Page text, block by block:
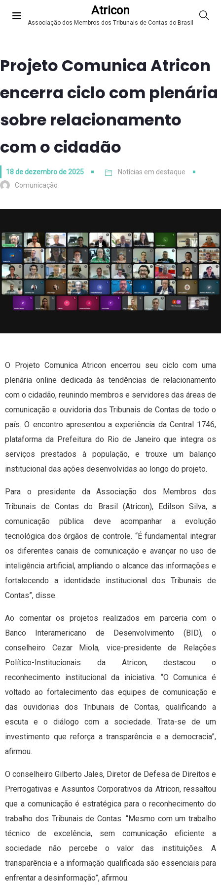
Atricon
Associação dos Membros dos Tribunais de Contas do Brasil
Projeto Comunica Atricon
encerra ciclo com plenária
sobre relacionamento
com o cidadão
18 de dezembro de 2025
Notícias em destaque
Comunicação
O Projeto Comunica Atricon encerrou seu ciclo com uma
plenária online dedicada às tendências de relacionamento
com o cidadão, reunindo membros e servidores das áreas de
comunicação e ouvidoria dos Tribunais de Contas de todo o
país. O encontro apresentou a experiência da Central 1746,
plataforma da Prefeitura do Rio de Janeiro que integra os
serviços prestados à população, e trouxe um balanço
institucional das ações desenvolvidas ao longo do projeto.
Para o presidente da Associação dos Membros dos
Tribunais de Contas do Brasil (Atricon), Edilson Silva, a
comunicação pública deve acompanhar a evolução
tecnológica dos órgãos de controle. “É fundamental integrar
os diferentes canais de comunicação e avançar no uso de
inteligência artificial, ampliando o alcance das informações e
fortalecendo a identidade institucional dos Tribunais de
Contas”, disse.
Ao comentar os projetos realizados em parceria com o
Banco Interamericano de Desenvolvimento (BID), o
conselheiro Cezar Miola, vice-presidente de Relações
Político-Institucionais da Atricon, destacou o
reconhecimento institucional da iniciativa. “O Comunica é
voltado ao fortalecimento das equipes de comunicação e
das ouvidorias dos Tribunais de Contas, qualificando a
escuta e o diálogo com a sociedade. Trata-se de um
investimento que reforça a transparência e a democracia”,
afirmou.
O conselheiro Gilberto Jales, Diretor de Defesa de Direitos e
Prerrogativas e Assuntos Corporativos da Atricon, ressaltou
que a comunicação é estratégica para o reconhecimento do
trabalho dos Tribunais de Contas. “Mesmo com um trabalho
técnico de excelência, sem comunicação eficiente a
sociedade não percebe o valor das instituições. A
transparência e a informação qualificada são essenciais para
enfrentar a desinformação”, afirmou.